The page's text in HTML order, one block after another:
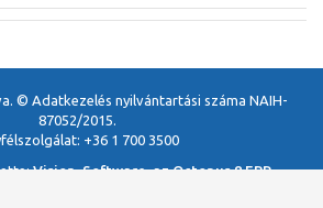
© Adatkezelés nyilvántartási száma NAIH-
87052/2015.
+36 1 700 3500
Vision-Software, az Octopus 8 ERP